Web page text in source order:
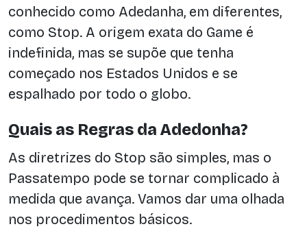
conhecido como Adedanha, em diferentes,
como Stop. A origem exata do Game é
indefinida, mas se supõe que tenha
começado nos Estados Unidos e se
espalhado por todo o globo.
Quais as Regras da Adedonha?
As diretrizes do Stop são simples, mas o
Passatempo pode se tornar complicado à
medida que avança. Vamos dar uma olhada
nos procedimentos básicos.